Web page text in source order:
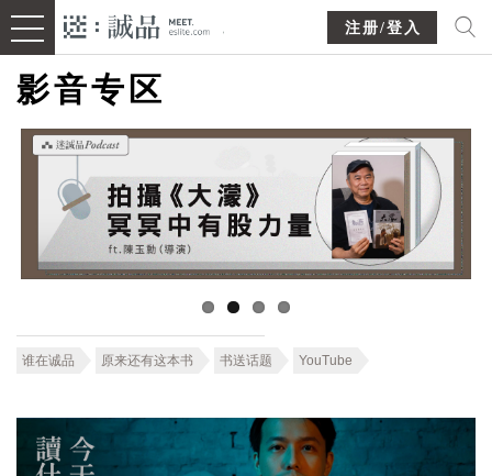
注册/登入
影音专区
谁在诚品 原来还有这本书 书送话题 YouTube